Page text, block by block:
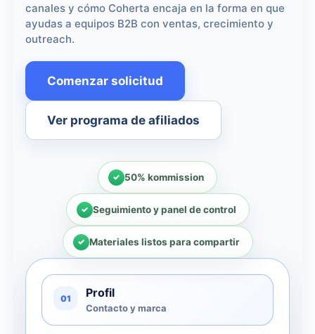
canales y cómo Coherta encaja en la forma en que
ayudas a equipos B2B con ventas, crecimiento y
outreach.
Comenzar solicitud
Ver programa de afiliados
50% kommission
Seguimiento y panel de control
Materiales listos para compartir
01 Profil
Contacto y marca